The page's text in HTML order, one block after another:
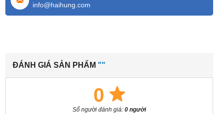
info@haihung.com
ĐÁNH GIÁ SẢN PHẨM ""
0
Số người đánh giá: 0 người